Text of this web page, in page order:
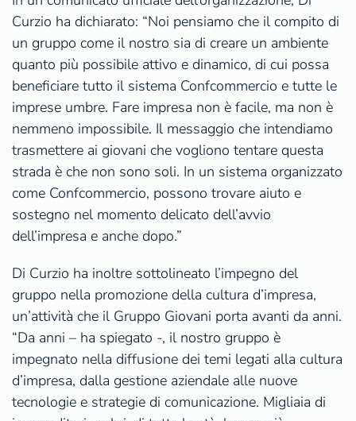
Curzio ha dichiarato: “Noi pensiamo che il compito di
un gruppo come il nostro sia di creare un ambiente
quanto più possibile attivo e dinamico, di cui possa
beneficiare tutto il sistema Confcommercio e tutte le
imprese umbre. Fare impresa non è facile, ma non è
nemmeno impossibile. Il messaggio che intendiamo
trasmettere ai giovani che vogliono tentare questa
strada è che non sono soli. In un sistema organizzato
come Confcommercio, possono trovare aiuto e
sostegno nel momento delicato dell’avvio
dell’impresa e anche dopo.”
Di Curzio ha inoltre sottolineato l’impegno del
gruppo nella promozione della cultura d’impresa,
un’attività che il Gruppo Giovani porta avanti da anni.
“Da anni – ha spiegato -, il nostro gruppo è
impegnato nella diffusione dei temi legati alla cultura
d’impresa, dalla gestione aziendale alle nuove
tecnologie e strategie di comunicazione. Migliaia di